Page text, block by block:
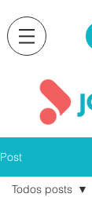
Post
Todos posts